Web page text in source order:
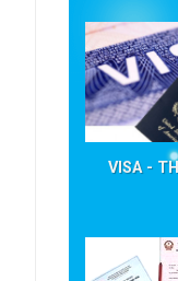
VISA -